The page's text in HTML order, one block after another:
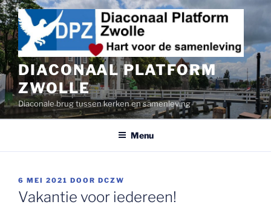
Ga
naar
de
inhoud
DIACONAAL PLATFORM
ZWOLLE
Diaconale brug tussen kerken en samenleving
Menu
GEPLAATST
OP
6 MEI 2021 DOOR DCZW
Vakantie voor iedereen!